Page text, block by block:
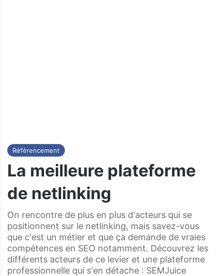
Référencement
La meilleure plateforme
de netlinking
On rencontre de plus en plus d'acteurs qui se
positionnent sur le netlinking, mais savez-vous
que c'est un métier et que ça demande de vraies
compétences en SEO notamment. Découvrez les
différents acteurs de ce levier et une plateforme
professionnelle qui s'en détache : SEMJuice